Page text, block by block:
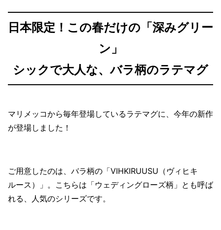
日本限定！この春だけの「深みグリー
ン」
シックで大人な、バラ柄のラテマグ
マリメッコから毎年登場しているラテマグに、今年の新作
が登場しました！
ご用意したのは、バラ柄の「VIHKIRUUSU（ヴィヒキ
ルース）」。こちらは「ウェディングローズ柄」とも呼ば
れる、人気のシリーズです。